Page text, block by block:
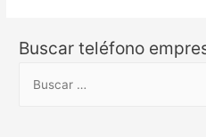
Buscar teléfono